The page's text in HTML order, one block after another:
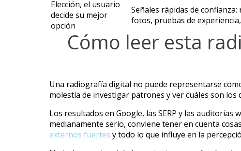
Elección, el usuario
decide su mejor
opción
Señales rápidas de
fotos, pruebas de
Cómo leer esta
Una radiografía digital no puede representarse
molestia de investigar patrones y ver cuáles son
Los resultados en Google, las SERP y las
medianamente serio, conviene tener en cuenta
externos fuertes y todo lo que influye en la